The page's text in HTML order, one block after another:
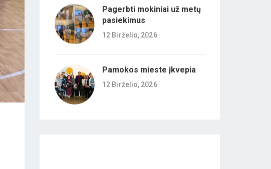
Pagerbti mokiniai už metų
pasiekimus
12 Birželio, 2026
Pamokos mieste įkvepia
12 Birželio, 2026